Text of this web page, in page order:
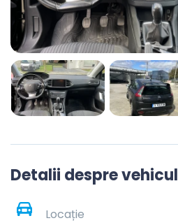
Detalii despre vehicul
Locație